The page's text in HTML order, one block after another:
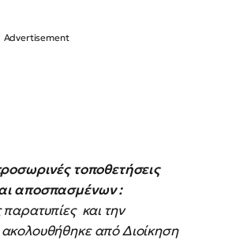
τοποθετήσεις
αποσπασμένων :
και την
από Διοίκηση